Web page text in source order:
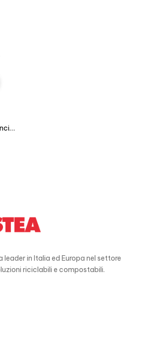
leader in Italia ed Europa nel settore
riciclabili e compostabili.